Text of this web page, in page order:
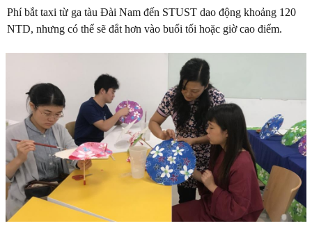
Phí bắt taxi từ ga tàu Đài Nam đến STUST dao động khoảng 120
NTD, nhưng có thể sẽ đắt hơn vào buổi tối hoặc giờ cao điểm.